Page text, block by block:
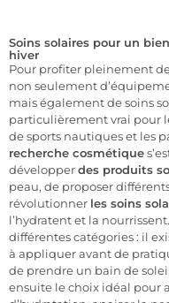
Soins solaires pour un
hiver
Pour profiter pleinement
non seulement
mais également de soins
particulièrement vrai pour
de sports nautiques et les
recherche cosmétique
développerdes produits
peau, de proposer
révolutionner les soins
l’hydratent et la
différentes catégories : il
à appliquer avant de
de prendre un bain de
ensuite le choix idéal pour